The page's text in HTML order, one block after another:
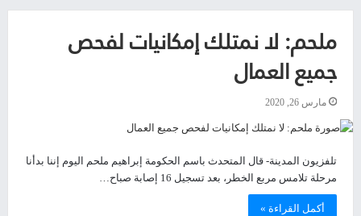
ملحم: لا نمتلك إمكانيات لفحص
جميع العمال
مارس 26, 2020
تلفزيون المدينة- قال المتحدث باسم الحكومة إبراهيم ملحم اليوم إننا بدأنا
مرحلة تلامس مربع الخطر، بعد تسجيل 16 إصابة صباح…
أكمل القراءة »